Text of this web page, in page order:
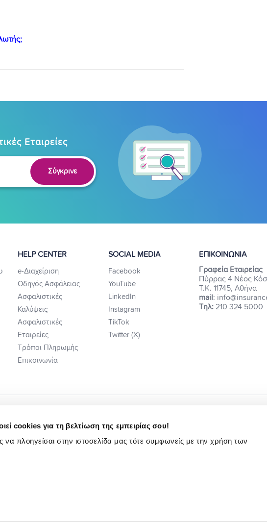
cookies για τη βελτίωση της εμπειρίας σου!
να πλοηγείσαι στην ιστοσελίδα μας τότε συμφωνείς με την χρήση των
Εταιρείες
Σύγκρινε
HELP CENTER
e-Διαχείριση
Οδηγός Ασφάλειας
Ασφαλιστικές
Καλύψεις
Ασφαλιστικές
Εταιρείες
Τρόποι Πληρωμής
Επικοινωνία
SOCIAL MEDIA
Facebook
YouTube
LinkedIn
Instagram
TikTok
Twitter (X)
ΕΠΙΚΟΙΝΩΝΙΑ
Γραφεία Εταιρείας
Πύρρας 4 Νέος
Τ.Κ. 11745, Αθήνα
mail :
Τηλ: 210 324 5000